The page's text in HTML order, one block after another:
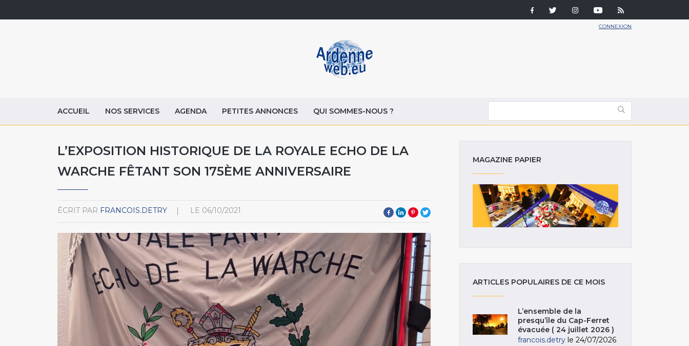
CONNEXION
ACCUEIL NOS SERVICES AGENDA PETITES ANNONCES QUI SOMMES-NOUS ?
L’EXPOSITION HISTORIQUE DE LA ROYALE ECHO DE LA
WARCHE FÊTANT SON 175ÈME ANNIVERSAIRE
ÉCRIT PAR FRANCOIS.DETRY LE 06/10/2021
MAGAZINE PAPIER
ARTICLES POPULAIRES DE CE MOIS
L’ensemble de la
presqu’île du Cap-Ferret
évacuée ( 24 juillet 2026 )
francois.detry le 24/07/2026